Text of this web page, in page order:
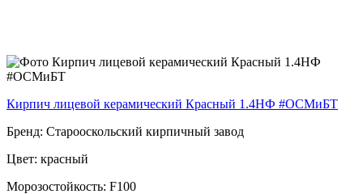
Кирпич лицевой керамический Красный 1.4НФ #ОСМиБТ
Бренд: Старооскольский кирпичный завод
Цвет: красный
Морозостойкость: F100